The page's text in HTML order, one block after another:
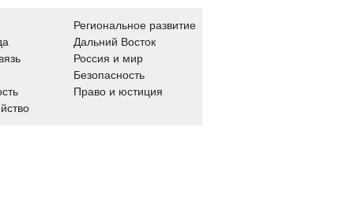
Региональное развитие
Дальний Восток
Россия и мир
Безопасность
Право и юстиция